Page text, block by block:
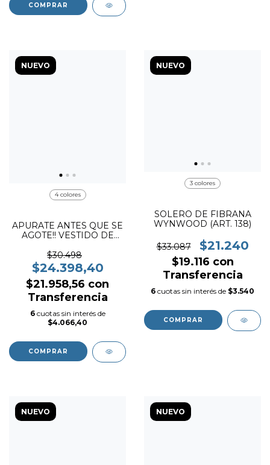
COMPRAR
NUEVO
4 colores
APURATE ANTES QUE SE
AGOTE!! VESTIDO DE
VOLADO (VOLVIO A
INGRESAR)
$30.498
$24.398,40
$21.958,56 con
Transferencia
6 cuotas sin interés de
$4.066,40
COMPRAR
NUEVO
3 colores
SOLERO DE FIBRANA
WYNWOOD (ART. 138)
$33.087 $21.240
$19.116 con
Transferencia
6 cuotas sin interés de $3.540
COMPRAR
NUEVO NUEVO